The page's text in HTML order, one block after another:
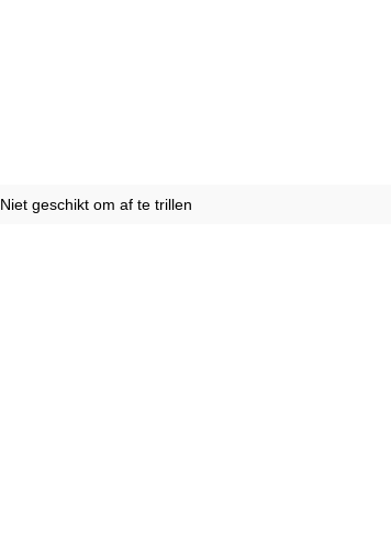
Niet geschikt om af te trillen